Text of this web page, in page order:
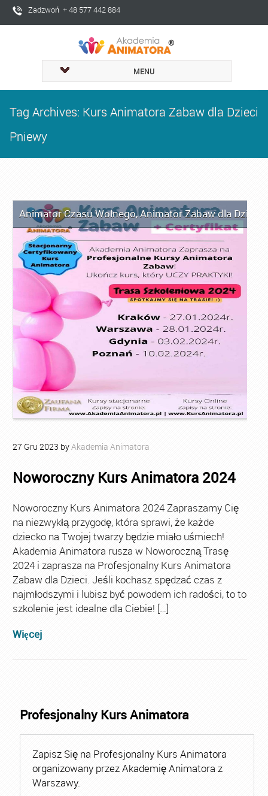
Zadzwoń + 48 577 442 884
MENU
Tag Archives: Kurs Animatora Zabaw dla Dzieci
Pniewy
Animator Czasu Wolnego,Animator Zabaw dla Dzieci
27 Gru 2023 byAkademia Animatora
Noworoczny Kurs Animatora 2024
Noworoczny Kurs Animatora 2024 Zapraszamy Cię
na niezwykłą przygodę, która sprawi, że każde
dziecko na Twojej twarzy będzie miało uśmiech!
Akademia Animatora rusza w Noworoczną Trasę
2024 i zaprasza na Profesjonalny Kurs Animatora
Zabaw dla Dzieci. Jeśli kochasz spędzać czas z
najmłodszymi i lubisz być powodem ich radości, to to
szkolenie jest idealne dla Ciebie! […]
Więcej
Profesjonalny Kurs Animatora
Zapisz Się na Profesjonalny Kurs Animatora
organizowany przez Akademię Animatora z
Warszawy.